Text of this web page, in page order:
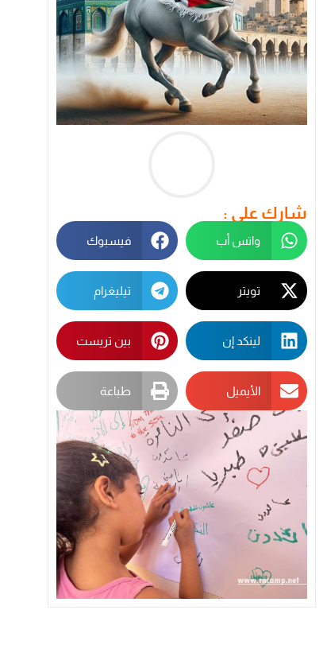
شارك على :
واتس أب فيسبوك
تويتر تيليغرام
لينكد إن بين تريست
الأيميل طباعة